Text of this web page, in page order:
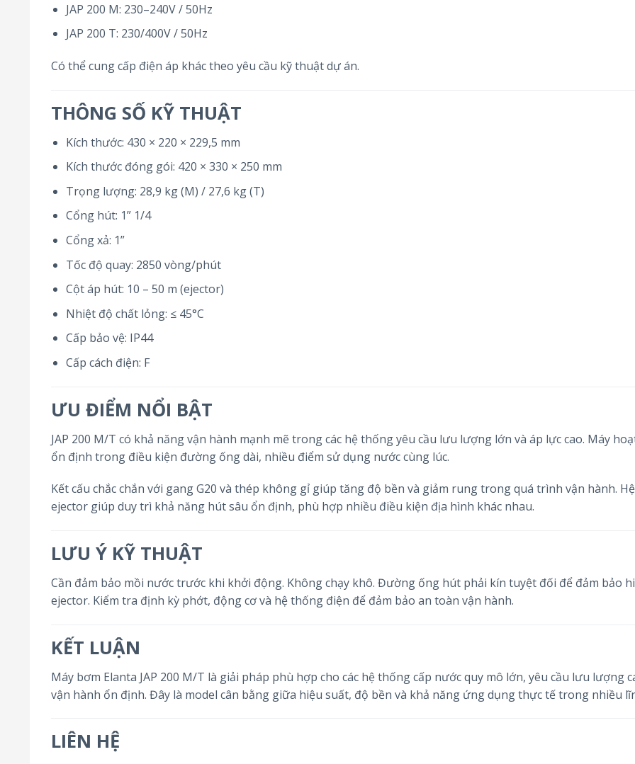
JAP 200 M: 230–240V / 50Hz
JAP 200 T: 230/400V / 50Hz
Có thể cung cấp điện áp khác theo yêu cầu kỹ thuật dự án.
THÔNG SỐ KỸ THUẬT
Kích thước: 430 × 220 × 229,5 mm
Kích thước đóng gói: 420 × 330 × 250 mm
Trọng lượng: 28,9 kg (M) / 27,6 kg (T)
Cổng hút: 1” 1/4
Cổng xả: 1”
Tốc độ quay: 2850 vòng/phút
Cột áp hút: 10 – 50 m (ejector)
Nhiệt độ chất lỏng: ≤ 45°C
Cấp bảo vệ: IP44
Cấp cách điện: F
ƯU ĐIỂM NỔI BẬT
JAP 200 M/T có khả năng vận hành mạnh mẽ trong các hệ thống yêu cầu lưu lượng lớn và áp lực cao. Máy
ổn định trong điều kiện đường ống dài, nhiều điểm sử dụng nước cùng lúc.
Kết cấu chắc chắn với gang G20 và thép không gỉ giúp tăng độ bền và giảm rung trong quá trình vận hành.
ejector giúp duy trì khả năng hút sâu ổn định, phù hợp nhiều điều kiện địa hình khác nhau.
LƯU Ý KỸ THUẬT
Cần đảm bảo mồi nước trước khi khởi động. Không chạy khô. Đường ống hút phải kín tuyệt đối để đảm bảo
ejector. Kiểm tra định kỳ phớt, động cơ và hệ thống điện để đảm bảo an toàn vận hành.
KẾT LUẬN
Máy bơm Elanta JAP 200 M/T là giải pháp phù hợp cho các hệ thống cấp nước quy mô lớn, yêu cầu lưu lượng
vận hành ổn định. Đây là model cân bằng giữa hiệu suất, độ bền và khả năng ứng dụng thực tế trong nhiều
LIÊN HỆ